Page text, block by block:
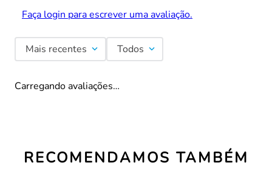
Faça login para escrever uma avaliação.
Mais recentes Todos
Carregando avaliações…
RECOMENDAMOS TAMBÉM